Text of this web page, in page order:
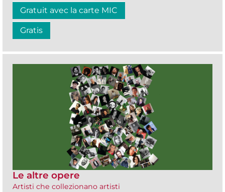
Gratuit avec la carte MIC
Gratis
Le altre opere
Artisti che collezionano artisti